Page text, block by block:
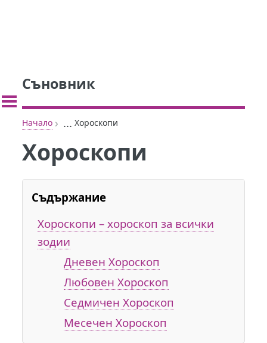
Съновник
Начало › ... Хороскопи
Хороскопи
Съдържание
Хороскопи – хороскоп за всички
зодии
Дневен Хороскоп
Любовен Хороскоп
Седмичен Хороскоп
Месечен Хороскоп